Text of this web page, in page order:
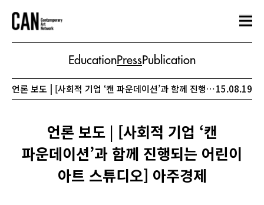
EducationPressPublication
언론 보도 | [사회적 기업 ‘캔 파운데이션’과 함께 진행되는 어린이 아트 스튜디오] 아주경제15.08.19
언론 보도 | [사회적 기업 ‘캔
파운데이션’과 함께 진행되는 어린이
아트 스튜디오] 아주경제